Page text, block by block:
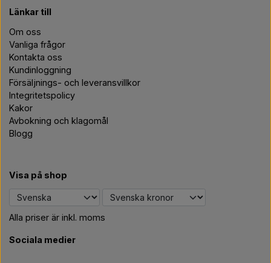
Länkar till
Om oss
Vanliga frågor
Kontakta oss
Kundinloggning
Försäljnings- och leveransvillkor
Integritetspolicy
Kakor
Avbokning och klagomål
Blogg
Visa på shop
Alla priser är inkl. moms
Sociala medier